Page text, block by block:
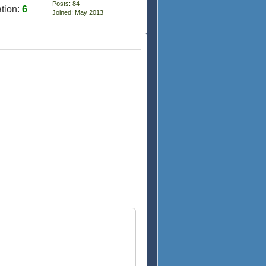
6
Posts: 84
Joined: May 2013